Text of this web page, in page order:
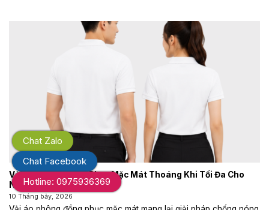
Vải Áo Phông Đồng Phục Mặc Mát Thoáng Khi Tối Đa Cho
Ngày Hè
10 Tháng bảy, 2026
Chat Zalo
Chat Facebook
Hotline: 0975936369